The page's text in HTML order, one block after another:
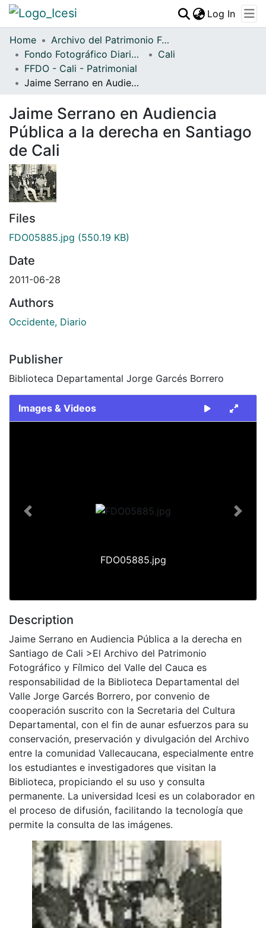
Communities & Collections
All of DSpace
Log In
Home
Archivo del Patrimonio Fotográfico y Fílmico del Valle del Cauca
Fondo Fotográfico Diario Occidente
Cali
FFDO - Cali - Patrimonial
Jaime Serrano en Audiencia Pública a la derecha en Santiago de Cali
Jaime Serrano en Audiencia
Pública a la derecha en Santiago
de Cali
Files
FDO05885.jpg (550.19 KB)
Date
2011-06-28
Authors
Occidente, Diario
Publisher
Biblioteca Departamental Jorge Garcés Borrero
Images & Videos
FDO05885.jpg
Previous Next
Description
Jaime Serrano en Audiencia Pública a la derecha en
Santiago de Cali >El Archivo del Patrimonio
Fotográfico y Fílmico del Valle del Cauca es
responsabilidad de la Biblioteca Departamental del
Valle Jorge Garcés Borrero, por convenio de
cooperación suscrito con la Secretaria del Cultura
Departamental, con el fin de aunar esfuerzos para su
conservación, preservación y divulgación del Archivo
entre la comunidad Vallecaucana, especialmente entre
los estudiantes e investigadores que visitan la
Biblioteca, propiciando el su uso y consulta
permanente. La universidad Icesi es un colaborador en
el proceso de difusión, facilitando la tecnología que
permite la consulta de las imágenes.